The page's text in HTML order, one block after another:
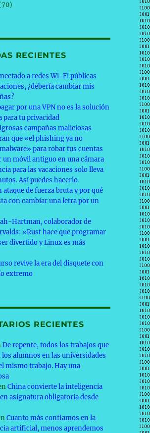
RECIENTES
a redes Wi-Fi públicas
¿debería cambiar mis
por una VPN no es la solución
para tu privacidad
campañas maliciosas
que «el phishing ya no
para robar tus cuentas
un móvil antiguo en una cámara
para las vacaciones solo lleva
Así puedes hacerlo
ataque de fuerza bruta y por qué
con cambiar una letra por un
Hartman, colaborador de
«Rust hace que programar
divertido y Linux es más
revive la era del disquete con
extremo
RECIENTES
De repente, todos los trabajos que
alumnos en las universidades
mismo trabajo. Hay una
China convierte la inteligencia
asignatura obligatoria desde
Cuanto más confiamos en la
artificial, menos aprendemos